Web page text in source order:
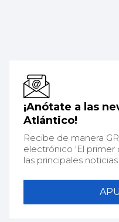
¡Anótate a las
Atlántico!
Recibe de manera
electrónico 'El primer
las principales noticias.